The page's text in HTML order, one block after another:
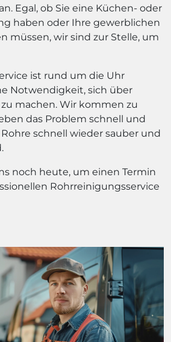
Egal, ob Sie eine Küchen- oder
haben oder Ihre gewerblichen
müssen, wir sind zur Stelle, um
ist rund um die Uhr
Notwendigkeit, sich über
machen. Wir kommen zu
das Problem schnell und
schnell wieder sauber und
noch heute, um einen Termin
Rohrreinigungsservice